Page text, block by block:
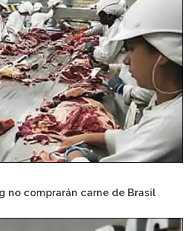
no comprarán carne de Brasil